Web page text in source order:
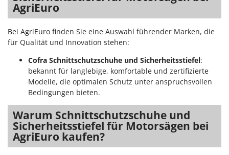
AgriEuro
Bei AgriEuro finden Sie eine Auswahl führender Marken, die
für Qualität und Innovation stehen:
Cofra Schnittschutzschuhe und Sicherheitsstiefel:
bekannt für langlebige, komfortable und zertifizierte
Modelle, die optimalen Schutz unter anspruchsvollen
Bedingungen bieten.
Warum Schnittschutzschuhe und
Sicherheitsstiefel für Motorsägen bei
AgriEuro kaufen?